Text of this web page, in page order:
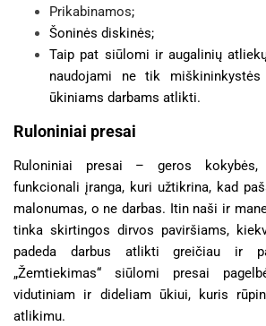
Prikabinamos;
Šoninės diskinės;
Taip pat siūlomi ir augalinių
naudojami ne tik
ūkiniams darbams atlikti.
Ruloniniai presai
Ruloniniai presai – geros
funkcionali įranga, kuri užtikrina, kad
malonumas, o ne darbas. Itin naši ir
tinka skirtingos dirvos paviršiams,
padeda darbus atlikti greičiau ir
„Žemtiekimas“ siūlomi presai
vidutiniam ir dideliam ūkiui, kuris
atlikimu.